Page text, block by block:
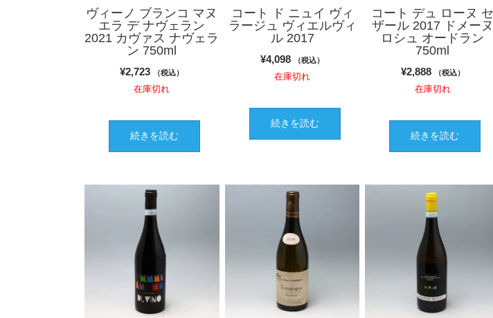
ヴィーノ ブランコ マヌ
エラ デ ナヴェラン
2021 カヴァス ナヴェラ
ン 750ml
¥2,723 （税込）
在庫切れ
続きを読む
コート ド ニュイ ヴィ
ラージュ ヴィエルヴィ
ル 2017
¥4,098 （税込）
在庫切れ
続きを読む
コート デュ ローヌ セ
ザール 2017 ドメーヌ
ロシュ オードラン
750ml
¥2,888 （税込）
在庫切れ
続きを読む